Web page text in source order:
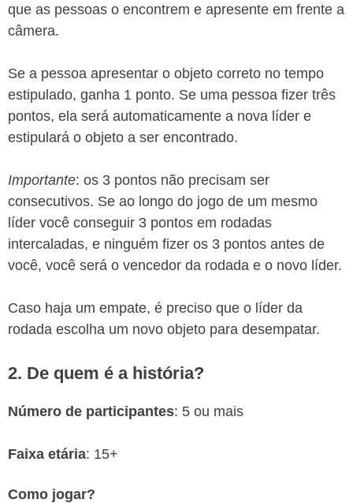
que as pessoas o encontrem e apresente em frente a
câmera.
Se a pessoa apresentar o objeto correto no tempo
estipulado, ganha 1 ponto. Se uma pessoa fizer três
pontos, ela será automaticamente a nova líder e
estipulará o objeto a ser encontrado.
Importante: os 3 pontos não precisam ser
consecutivos. Se ao longo do jogo de um mesmo
líder você conseguir 3 pontos em rodadas
intercaladas, e ninguém fizer os 3 pontos antes de
você, você será o vencedor da rodada e o novo líder.
Caso haja um empate, é preciso que o líder da
rodada escolha um novo objeto para desempatar.
2. De quem é a história?
Número de participantes: 5 ou mais
Faixa etária: 15+
Como jogar?